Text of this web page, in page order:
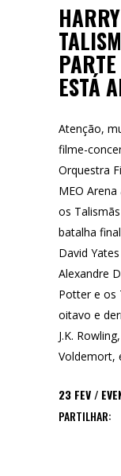
ESTÁ
Atenção,
filme-
Orquestra
MEO
os
batalha
David
Alexandre
Potter e os
oitavo e
J.K.
Voldemort,
23 FEV
PARTILHAR: